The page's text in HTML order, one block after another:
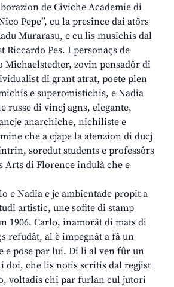
de Civiche Academie di
Pepe”, cu la presince dai atôrs
Murarasu, e cu lis musichis dal
Pes. I personaçs de
Michaelstedter, zovin pensadôr di
di grant atrat, poete plen
e superomistichis, e Nadia
russe di vincj agns, elegante,
anarchiche, nichiliste e
che a cjape la atenzion di ducj
soredut students e professôrs
Arts di Florence indulà che e
e Nadia e je ambientade propit a
artistic, une sofite di stamp
1906. Carlo, inamorât di mats di
refudât, al è impegnât a fâ un
e pose par lui. Di li al ven fûr un
doi, che lis notis scritis dal regjist
voltadis chi par furlan cul jutori